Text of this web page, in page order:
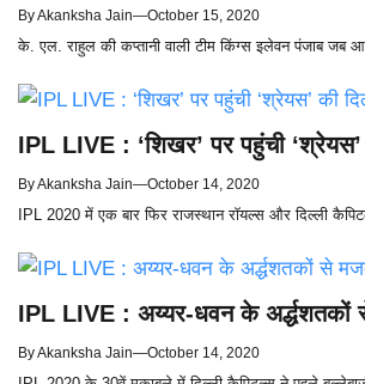
ByAkanksha Jain—October 15, 2020
के. एल. राहुल की कप्तानी वाली टीम किंग्स इलेवन पंजाब जब
IPL LIVE : ‘शिखर’ पर पहुंची ‘श्रेयस’
ByAkanksha Jain—October 14, 2020
IPL 2020 में एक बार फिर राजस्थान रॉयल्स और दिल्ली
IPL LIVE : अय्यर-धवन के अर्द्धशतकों
ByAkanksha Jain—October 14, 2020